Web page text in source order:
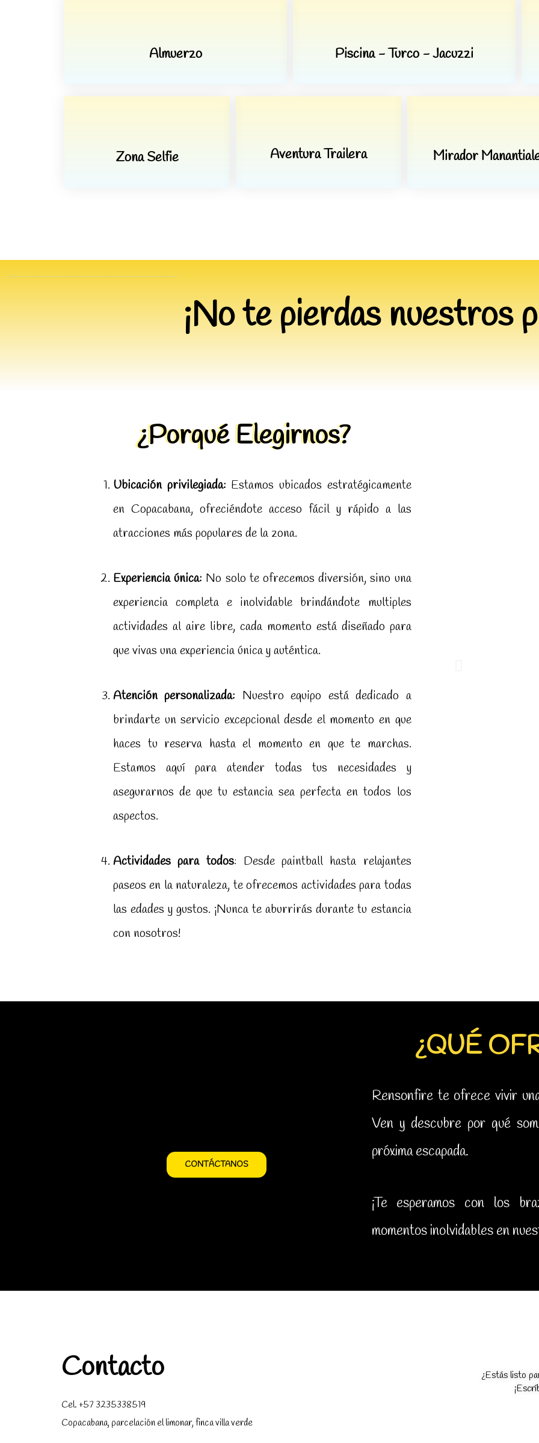
Almuerzo Piscina - Turco - Jacuzzi
Zona Selfie Aventura Trailera Mirador
…………………………………………………………………………………..
¡No te pierdas nuestros
¿Porqué Elegirnos?
Ubicación privilegiada: Estamos ubicados estratégicamente
en Copacabana, ofreciéndote acceso fácil y rápido a las
atracciones más populares de la zona.
Experiencia única: No solo te ofrecemos diversión, sino una
experiencia completa e inolvidable brindándote multiples
actividades al aire libre, cada momento está diseñado para
que vivas una experiencia única y auténtica.
Atención personalizada: Nuestro equipo está dedicado a
brindarte un servicio excepcional desde el momento en que
haces tu reserva hasta el momento en que te marchas.
Estamos aquí para atender todas tus necesidades y
asegurarnos de que tu estancia sea perfecta en todos los
aspectos.
Actividades para todos: Desde paintball hasta relajantes
paseos en la naturaleza, te ofrecemos actividades para todas
las edades y gustos. ¡Nunca te aburrirás durante tu estancia
con nosotros!
CONTÁCTANOS
¿QUÉ
Rensonfire te ofrece vivir
Ven y descubre por qué
próxima escapada.
¡Te esperamos con los
momentos inolvidables en
Contacto
Cel. +57 3235338519
Copacabana, parcelación el limonar, finca villa verde
¿Estás listo